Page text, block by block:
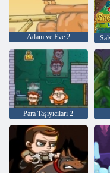
Adam ve Eve 2
Para Taşıyıcıları 2